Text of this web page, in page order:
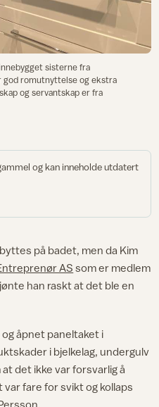
sisterne fra
romutnyttelse og ekstra
og servantskap er fra
og kan inneholde utdatert
på badet, men da Kim
AS som er medlem
han raskt at det ble en
åpnet paneltaket i
i bjelkelag, undergulv
det ikke var forsvarlig å
fare for svikt og kollaps